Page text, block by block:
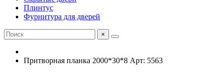
Плинтус
Фурнитура для дверей
×
Притворная планка 2000*30*8 Арт: 5563